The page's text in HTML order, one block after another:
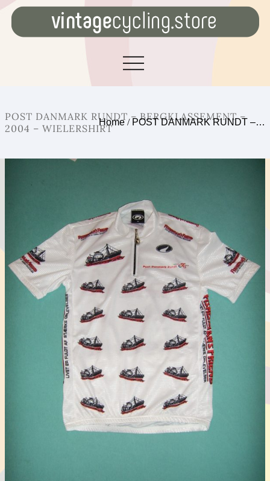
POST DANMARK RUNDT – BERGKLASSEMENT –
2004 – WIELERSHIRT
Home/ POST DANMARK RUNDT –…